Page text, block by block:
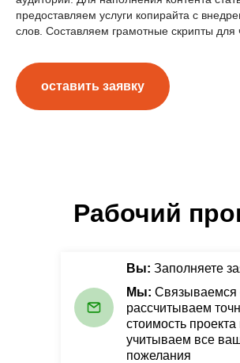
предоставляем услуги копирайта с
слов. Составляем грамотные скрипты для
оставить заявку
Вы: Заполняете
Мы: Связываемся
рассчитываем
стоимость проекта
учитываем все
пожелания
Рабочий